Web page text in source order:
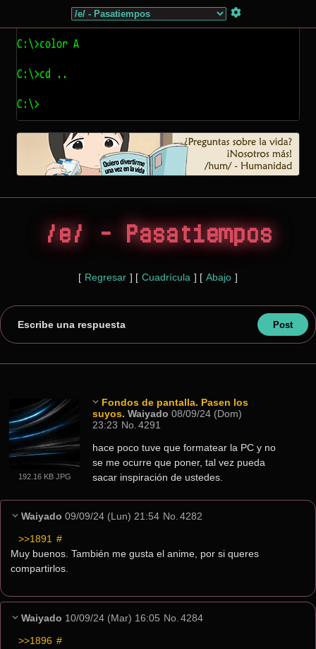
/e/ - Pasatiempos
[ Regresar ] [ Cuadrícula ] [ Abajo ]
Escribe una respuesta
192.16 KB JPG
Fondos de pantalla. Pasen los
suyos. Waiyado 08/09/24 (Dom)
23:23 No. 4291
hace poco tuve que formatear la PC y no
se me ocurre que poner, tal vez pueda
sacar inspiración de ustedes.
Waiyado 09/09/24 (Lun) 21:54 No. 4282
>>1891 #
Muy buenos. También me gusta el anime, por si queres
compartirlos.
Waiyado 10/09/24 (Mar) 16:05 No. 4284
>>1896 #